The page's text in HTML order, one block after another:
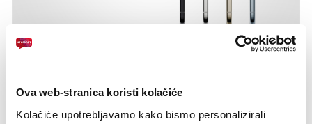
Ova web-stranica koristi kolačiće
Kolačiće upotrebljavamo kako bismo personalizirali